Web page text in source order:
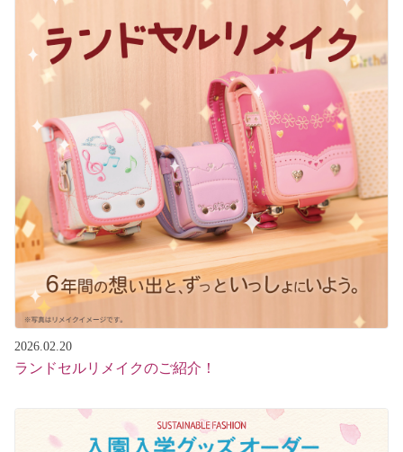
2026.02.20
ランドセルリメイクのご紹介！